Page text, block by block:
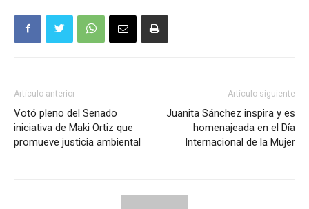
Artículo anterior
Votó pleno del Senado
iniciativa de Maki Ortiz que
promueve justicia ambiental
Artículo siguiente
Juanita Sánchez inspira y es
homenajeada en el Día
Internacional de la Mujer